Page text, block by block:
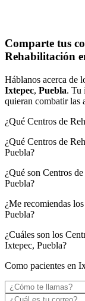
Comparte tus
Rehabilitación
Háblanos acerca de
Ixtepec, Puebla. Tu
quieran combatir las
¿Qué Centros de
¿Qué Centros de
Puebla?
¿Qué son Centros
Puebla?
¿Me recomiendas
Puebla?
¿Cuáles son los
Ixtepec, Puebla?
Como pacientes en